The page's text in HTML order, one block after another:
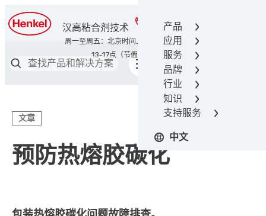
产品
应用
服务
品牌
行业
知识
支持服务
中文
汉高粘合剂技术 400-666-7306
文章
预防热熔胶碳化